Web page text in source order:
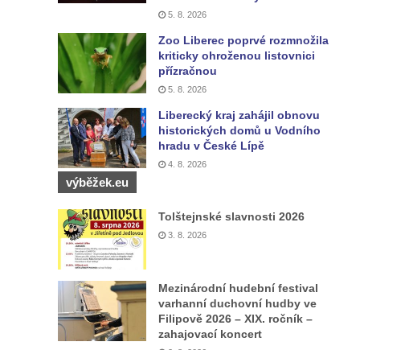
5. 8. 2026
Zoo Liberec poprvé rozmnožila
kriticky ohroženou listovnici
přízračnou
5. 8. 2026
Liberecký kraj zahájil obnovu
historických domů u Vodního
hradu v České Lípě
4. 8. 2026
výběžek.eu
Tolštejnské slavnosti 2026
3. 8. 2026
Mezinárodní hudební festival
varhanní duchovní hudby ve
Filipově 2026 – XIX. ročník –
zahajovací koncert